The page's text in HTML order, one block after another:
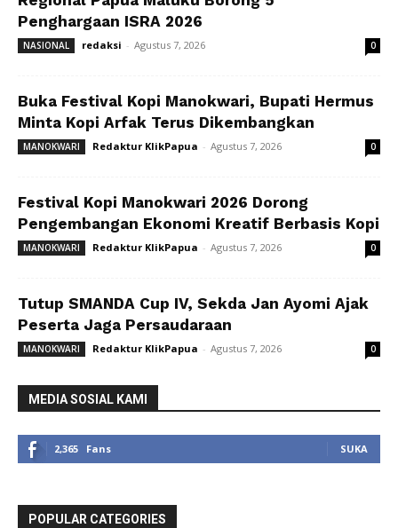
Penghargaan ISRA 2026
NASIONAL redaksi - Agustus 7, 2026 0
Buka Festival Kopi Manokwari, Bupati Hermus
Minta Kopi Arfak Terus Dikembangkan
MANOKWARI Redaktur KlikPapua - Agustus 7, 2026 0
Festival Kopi Manokwari 2026 Dorong
Pengembangan Ekonomi Kreatif Berbasis Kopi
MANOKWARI Redaktur KlikPapua - Agustus 7, 2026 0
Tutup SMANDA Cup IV, Sekda Jan Ayomi Ajak
Peserta Jaga Persaudaraan
MANOKWARI Redaktur KlikPapua - Agustus 7, 2026 0
MEDIA SOSIAL KAMI
2,365 Fans SUKA
POPULAR CATEGORIES